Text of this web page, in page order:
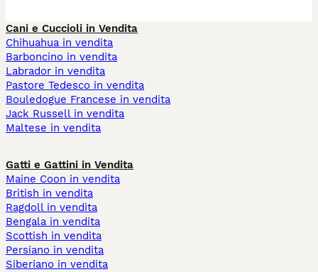
Cani e Cuccioli in Vendita
Chihuahua in vendita
Barboncino in vendita
Labrador in vendita
Pastore Tedesco in vendita
Bouledogue Francese in vendita
Jack Russell in vendita
Maltese in vendita
Gatti e Gattini in Vendita
Maine Coon in vendita
British in vendita
Ragdoll in vendita
Bengala in vendita
Scottish in vendita
Persiano in vendita
Siberiano in vendita